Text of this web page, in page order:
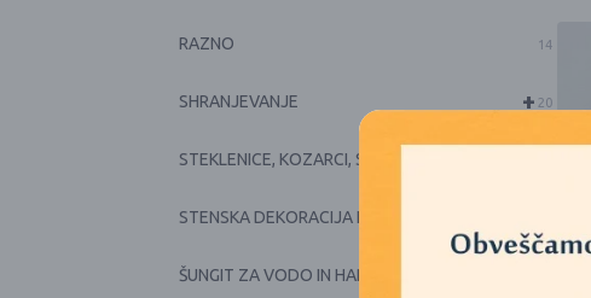
RAZNO 14
+
SHRANJEVANJE 20
STEKLENICE, KOZARCI, SKODELICE, POSODE
STENSKA DEKORACIJA IN PRTI
ŠUNGIT ZA VODO IN HARMONIJO